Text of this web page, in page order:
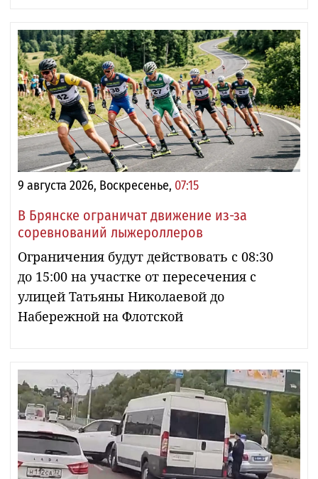
9 августа 2026, Воскресенье, 07:15
В Брянске ограничат движение из-за
соревнований лыжероллеров
Ограничения будут действовать с 08:30
до 15:00 на участке от пересечения с
улицей Татьяны Николаевой до
Набережной на Флотской